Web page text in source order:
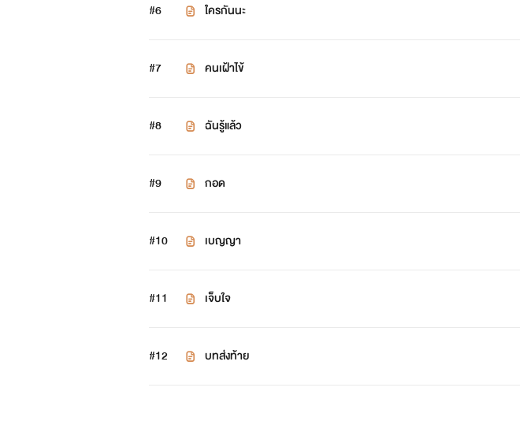
“เดี๋ยวพี่ไปส่ง” พี่โฟโต้พูดกับไอรา
“ไม่เอา!!” ไอราตอบ
“ไอรา เข้าห้องน้ำก่อนเลยนะ กะทิจะไปซื้อน้ำ เอาอะไรมั้ย?”
“ป้าคะ เอาน้ำสตอเบอร์รี่ปั่น 1 แก้วคะ”
“ได้จ้ะ รอสักครู่นะ” ฉันยืนรอป้าเขา สักพักก็มีผู้ชายเดินมายืนข้างๆฉัน
#6 ใครกันนะ
#7 คนเฝ้าไข้
#8 ฉันรู้แล้ว
#9 กอด
#10 เบญญา
#11 เจ็บใจ
#12 บทส่งท้าย